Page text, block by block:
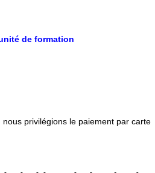
de formation
privilégions le paiement par carte